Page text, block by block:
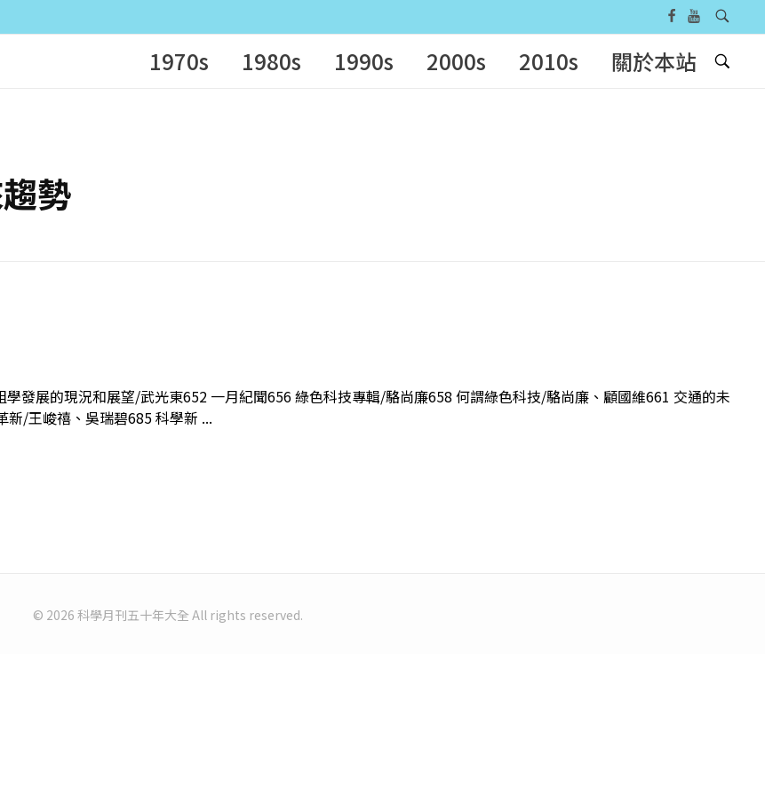
1970s 1980s 1990s 2000s 2010s 關於本站
勢
發展的現況和展望/武光東652 一月紀聞656 綠色科技專輯/駱尚廉658 何謂綠色科技/駱尚廉、顧國維661 交通的未
/王峻禧、吳瑞碧685 科學新 ...
© 2026 科學月刊五十年大全 All rights reserved.